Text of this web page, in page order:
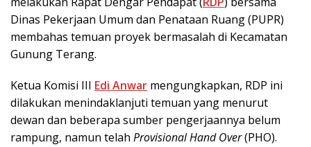
Dinas Pekerjaan Umum dan Penataan Ruang (PUPR)
membahas temuan proyek bermasalah di Kecamatan
Gunung Terang.
Ketua Komisi III Edi Anwar mengungkapkan, RDP ini
dilakukan menindaklanjuti temuan yang menurut
dewan dan beberapa sumber pengerjaannya belum
rampung, namun telah Provisional Hand Over(PHO).